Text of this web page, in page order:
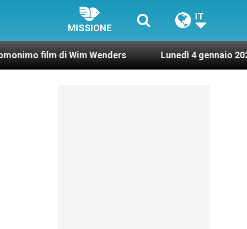
MISSIONE
IT
Wim Wenders Lunedì 4 gennaio 2021: